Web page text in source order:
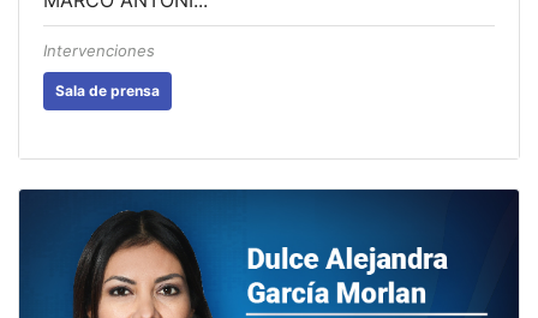
Intervenciones
Sala de prensa